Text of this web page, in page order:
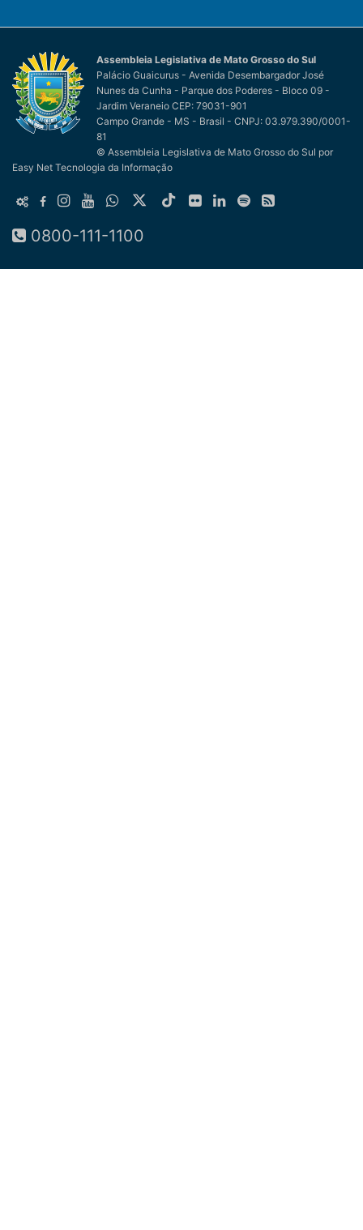
Assembleia Legislativa de Mato Grosso do Sul
Palácio Guaicurus - Avenida Desembargador José
Nunes da Cunha - Parque dos Poderes - Bloco 09 -
Jardim Veraneio CEP: 79031-901
Campo Grande - MS - Brasil - CNPJ: 03.979.390/0001-
81
© Assembleia Legislativa de Mato Grosso do Sul por
Easy Net Tecnologia da Informação
0800-111-1100